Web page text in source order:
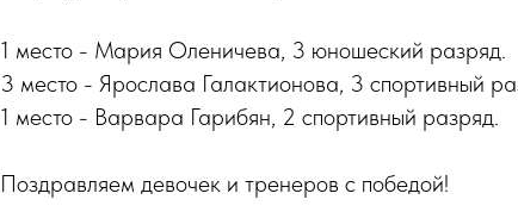
1 место - Мария Оленичева, 3 юношеский разряд.
3 место - Ярослава Галактионова, 3 спортивный
1 место - Варвара Гарибян, 2 спортивный разряд.
Поздравляем девочек и тренеров с победой!